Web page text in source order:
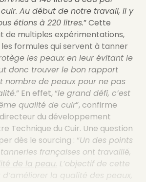
Au début de notre travail, il y
étions à 220 litres.” Cette
de multiples expérimentations,
formules qui servent à tanner
les peaux en leur évitant le
donc trouver le bon rapport
nombre de peaux pour ne pas
” En effet, “le grand défi, c’est
qualité de cuir”, confirme
du développement
Technique du Cuir. Une question
dès le sourcing : “Un des points
françaises ont travaillé,
de la peau. L’objectif de cette
la qualité des peaux,